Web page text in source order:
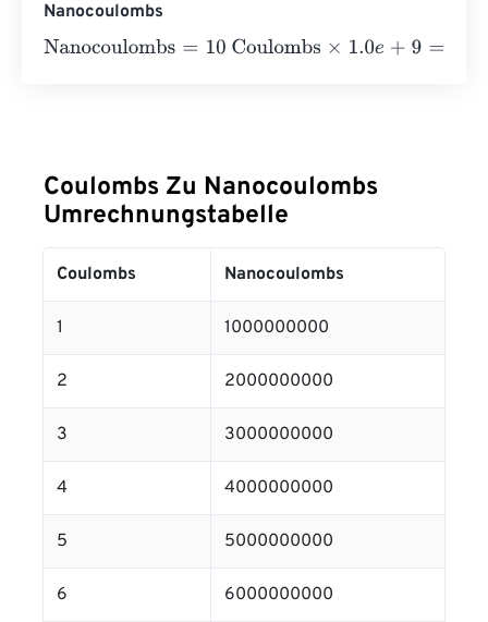
Nanocoulombs
Nanocoulombs=10 Coulombs×1.0e+ 9= 10000000000
Coulombs Zu Nanocoulombs
Umrechnungstabelle
Coulombs Nanocoulombs
1 1000000000
2 2000000000
3 3000000000
4 4000000000
5 5000000000
6 6000000000